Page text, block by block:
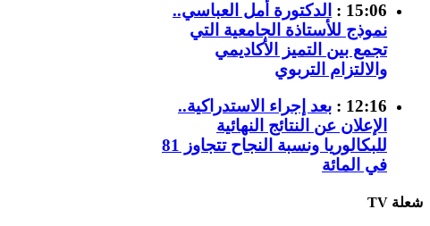
15:06 :
الدكتورة أمل العباسي..
نموذج للأستاذة الجامعية التي
تجمع بين التميز الأكاديمي
والالتزام التربوي
12:16 :
بعد إجراء الاستدراكية..
الإعلان عن النتائج النهائية
للبكالوريا ونسبة النجاح تتجاوز 81
في المائة
شعلة TV